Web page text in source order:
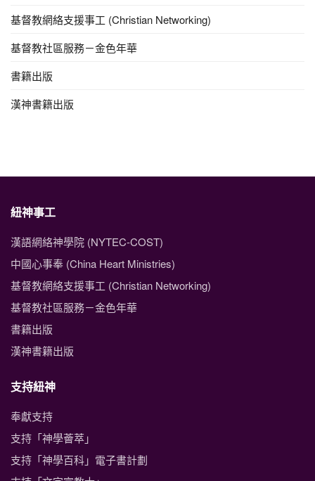
基督教網絡支援事工 (Christian Networking)
基督教社區服務－金色年華
書籍出版
漢神書籍出版
紐神事工
漢語網絡神學院 (NYTEC-COST)
中國心事奉 (China Heart Ministries)
基督教網絡支援事工 (Christian Networking)
基督教社區服務－金色年華
書籍出版
漢神書籍出版
支持紐神
奉獻支持
支持「神學薈萃」
支持「神學百科」電子書計劃